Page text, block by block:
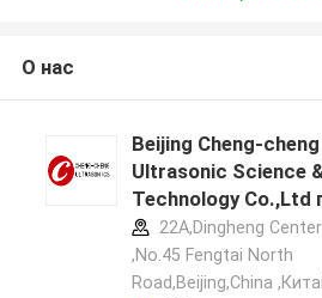
О нас
Beijing Cheng-
Ultrasonic Science
Technology Co.,Ltd
производителя
22A,Dingheng
,No.45 Fengtai North
Road,Beijing,China